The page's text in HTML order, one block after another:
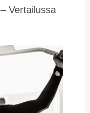
Vertailussa